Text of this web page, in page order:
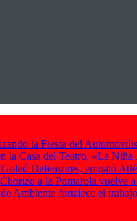
la Fiesta del
la Casa del Teatro, «La
Defensores, empató
a la Pomarola vuelve
Ambiente fortalece el